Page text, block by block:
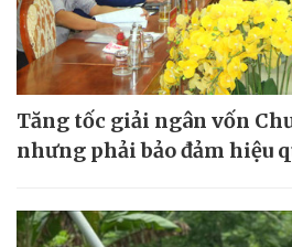
Tăng tốc giải ngân vốn
nhưng phải bảo đảm hiệu